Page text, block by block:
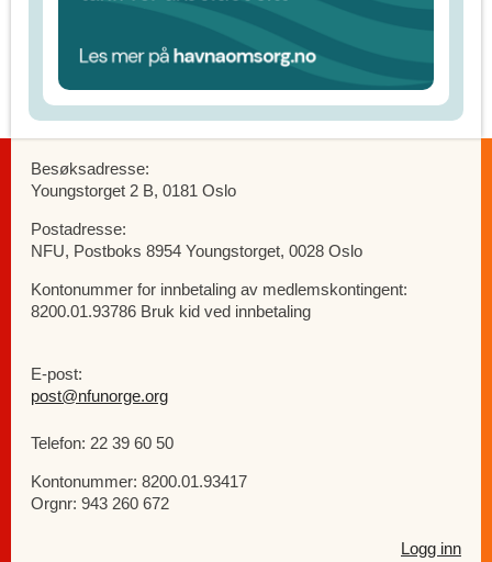
Besøksadresse:
Youngstorget 2 B, 0181 Oslo
Postadresse:
NFU, Postboks 8954 Youngstorget, 0028 Oslo
Kontonummer for innbetaling av medlemskontingent:
8200.01.93786 Bruk kid ved innbetaling
E-post:
post@nfunorge.org
Telefon: 22 39 60 50
Kontonummer: 8200.01.93417
Orgnr: 943 260 672
Logg inn